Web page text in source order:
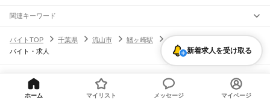
市区町村を追加・変更
千葉県すべて
千葉市
銚子市 館山市 野田市
東金市
旭市
勝浦市市原市 八千代市我孫子市
鎌ケ谷市
君津市
浦安市四街道市 八街市印西市白井市 南房総市
駅を追加・変更
JR中央・総武線
市川駅本八幡駅 下総中山駅 西船橋駅 東船橋駅津田沼駅 幕張本郷駅幕張駅
職種を追加・変更
飲食・フードサービス
すべて
ホールスタッフ
キッチンスタッフ 皿洗い・洗い場 精肉・鮮魚加工
給食調理
特徴を追加・変更
人気
雇用形態を追加・変更
関連キーワード
バイトTOP
千葉県 流山市 鰭ヶ崎駅
扶養内勤務OKのアルバイト・
バイト・求人
新着求人を受け取る
ヘルプ・お問い合わせ サイトマップ
利用規約・プライバシーポリシー
[企業]求人広告の掲載相談
ホーム マイリスト メッセージ マイページ